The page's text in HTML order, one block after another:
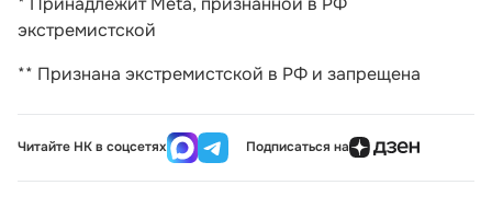
экстремистской
** Признана экстремистской в РФ и запрещена
Читайте НК в соцсетях Подписаться на